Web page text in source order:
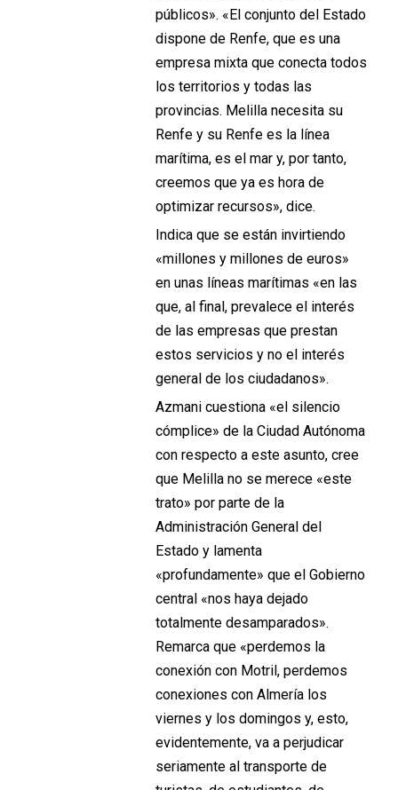
públicos». «El conjunto del Estado
dispone de Renfe, que es una
empresa mixta que conecta todos
los territorios y todas las
provincias. Melilla necesita su
Renfe y su Renfe es la línea
marítima, es el mar y, por tanto,
creemos que ya es hora de
optimizar recursos», dice.
Indica que se están invirtiendo
«millones y millones de euros»
en unas líneas marítimas «en las
que, al final, prevalece el interés
de las empresas que prestan
estos servicios y no el interés
general de los ciudadanos».
Azmani cuestiona «el silencio
cómplice» de la Ciudad Autónoma
con respecto a este asunto, cree
que Melilla no se merece «este
trato» por parte de la
Administración General del
Estado y lamenta
«profundamente» que el Gobierno
central «nos haya dejado
totalmente desamparados».
Remarca que «perdemos la
conexión con Motril, perdemos
conexiones con Almería los
viernes y los domingos y, esto,
evidentemente, va a perjudicar
seriamente al transporte de